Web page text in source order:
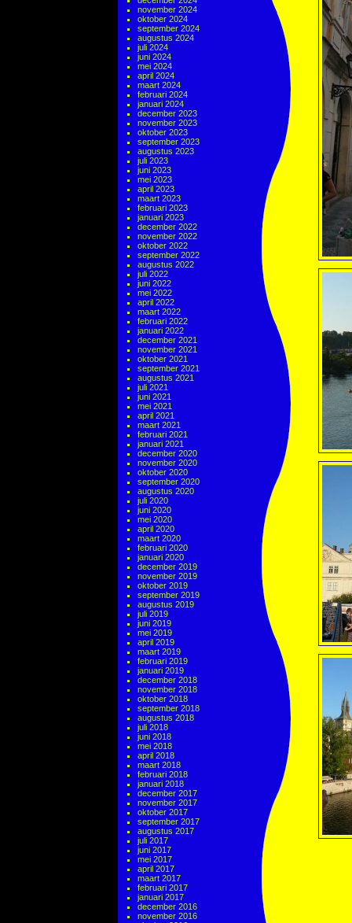
november 2024
oktober 2024
september 2024
augustus 2024
juli 2024
juni 2024
mei 2024
april 2024
maart 2024
februari 2024
januari 2024
december 2023
november 2023
oktober 2023
september 2023
augustus 2023
juli 2023
juni 2023
mei 2023
april 2023
maart 2023
februari 2023
januari 2023
december 2022
november 2022
oktober 2022
september 2022
augustus 2022
juli 2022
juni 2022
mei 2022
april 2022
maart 2022
februari 2022
januari 2022
december 2021
november 2021
oktober 2021
september 2021
augustus 2021
juli 2021
juni 2021
mei 2021
april 2021
maart 2021
februari 2021
januari 2021
december 2020
november 2020
oktober 2020
september 2020
augustus 2020
juli 2020
juni 2020
mei 2020
april 2020
maart 2020
februari 2020
januari 2020
december 2019
november 2019
oktober 2019
september 2019
augustus 2019
juli 2019
juni 2019
mei 2019
april 2019
maart 2019
februari 2019
januari 2019
december 2018
november 2018
oktober 2018
september 2018
augustus 2018
juli 2018
juni 2018
mei 2018
april 2018
maart 2018
februari 2018
januari 2018
december 2017
november 2017
oktober 2017
september 2017
augustus 2017
juli 2017
juni 2017
mei 2017
april 2017
maart 2017
februari 2017
januari 2017
december 2016
november 2016